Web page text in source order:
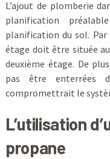
L’ajout de plomberie
planification
planification du sol.
étage doit être située
deuxième étage. De
pas être enterrées
compromettrait le
L’utilisation
propane